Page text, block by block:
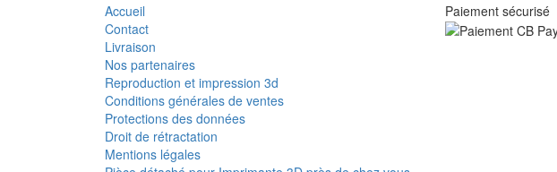
Accueil
Contact
Livraison
Nos partenaires
Reproduction et impression 3d
Conditions générales de ventes
Protections des données
Droit de rétractation
Mentions légales
Paiement sécurisé